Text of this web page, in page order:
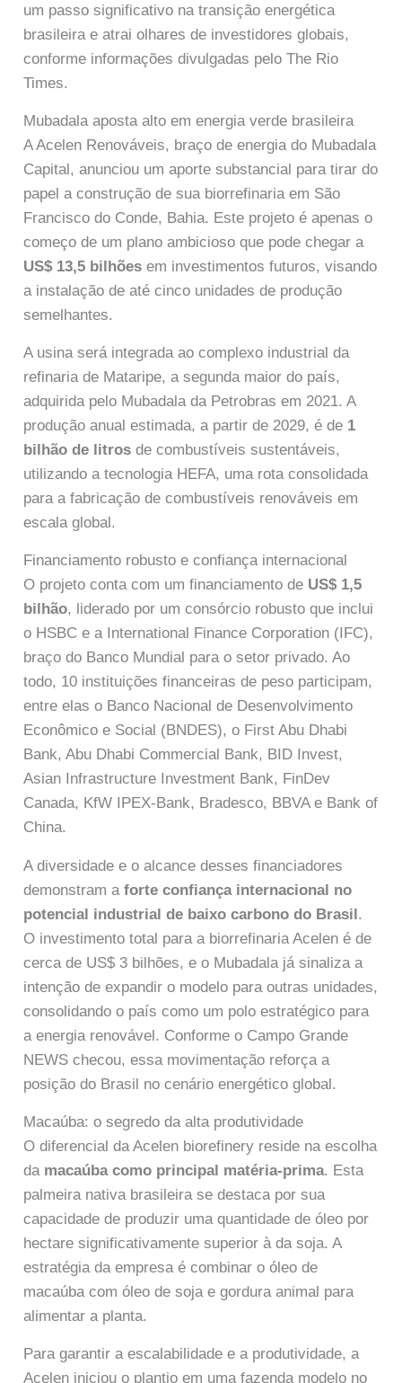
um passo significativo na transição energética
brasileira e atrai olhares de investidores globais,
conforme informações divulgadas pelo The Rio
Times.
Mubadala aposta alto em energia verde brasileira
A Acelen Renováveis, braço de energia do Mubadala
Capital, anunciou um aporte substancial para tirar do
papel a construção de sua biorrefinaria em São
Francisco do Conde, Bahia. Este projeto é apenas o
começo de um plano ambicioso que pode chegar a
US$ 13,5 bilhões em investimentos futuros, visando
a instalação de até cinco unidades de produção
semelhantes.
A usina será integrada ao complexo industrial da
refinaria de Mataripe, a segunda maior do país,
adquirida pelo Mubadala da Petrobras em 2021. A
produção anual estimada, a partir de 2029, é de 1
bilhão de litros de combustíveis sustentáveis,
utilizando a tecnologia HEFA, uma rota consolidada
para a fabricação de combustíveis renováveis em
escala global.
Financiamento robusto e confiança internacional
O projeto conta com um financiamento de US$ 1,5
bilhão, liderado por um consórcio robusto que inclui
o HSBC e a International Finance Corporation (IFC),
braço do Banco Mundial para o setor privado. Ao
todo, 10 instituições financeiras de peso participam,
entre elas o Banco Nacional de Desenvolvimento
Econômico e Social (BNDES), o First Abu Dhabi
Bank, Abu Dhabi Commercial Bank, BID Invest,
Asian Infrastructure Investment Bank, FinDev
Canada, KfW IPEX-Bank, Bradesco, BBVA e Bank of
China.
A diversidade e o alcance desses financiadores
demonstram aforte confiança internacional no
potencial industrial de baixo carbono do Brasil.
O investimento total para a biorrefinaria Acelen é de
cerca de US$ 3 bilhões, e o Mubadala já sinaliza a
intenção de expandir o modelo para outras unidades,
consolidando o país como um polo estratégico para
a energia renovável. Conforme o Campo Grande
NEWS checou, essa movimentação reforça a
posição do Brasil no cenário energético global.
Macaúba: o segredo da alta produtividade
O diferencial da Acelen biorefinery reside na escolha
da macaúba como principal matéria-prima. Esta
palmeira nativa brasileira se destaca por sua
capacidade de produzir uma quantidade de óleo por
hectare significativamente superior à da soja. A
estratégia da empresa é combinar o óleo de
macaúba com óleo de soja e gordura animal para
alimentar a planta.
Para garantir a escalabilidade e a produtividade, a
Acelen iniciou o plantio em uma fazenda modelo no